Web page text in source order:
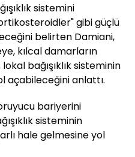
sistemini
gibi güçlü
belirten Damiani,
kılcal damarların
bağışıklık sisteminin
açabileceğini anlattı.
bariyerini
sisteminin
hale gelmesine yol